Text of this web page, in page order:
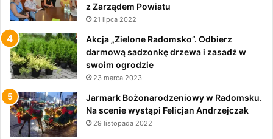
z Zarządem Powiatu
21 lipca 2022
Akcja „Zielone Radomsko”. Odbierz
darmową sadzonkę drzewa i zasadź w
swoim ogrodzie
23 marca 2023
Jarmark Bożonarodzeniowy w Radomsku.
Na scenie wystąpi Felicjan Andrzejczak
29 listopada 2022